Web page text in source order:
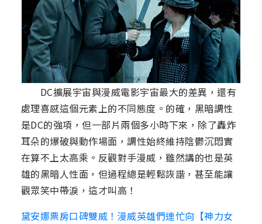
DC擴展宇宙與漫威電影宇宙最大的差異，還有
處理喜感這個元素上的不同態度。的確，黑暗調性
是DC的強項，但一部片兩個多小時下來，除了轟炸
耳朵的爆破與動作場面，調性始終維持陰鬱沉悶實
在算不上太高乘。反觀對手漫威，雖然講的也是英
雄的黑暗人性面，但過程總是輕鬆詼諧，甚至能讓
觀眾笑中帶淚，這才叫高！
黛安娜票房口碑雙威！漫威英雄們連忙向【神力女